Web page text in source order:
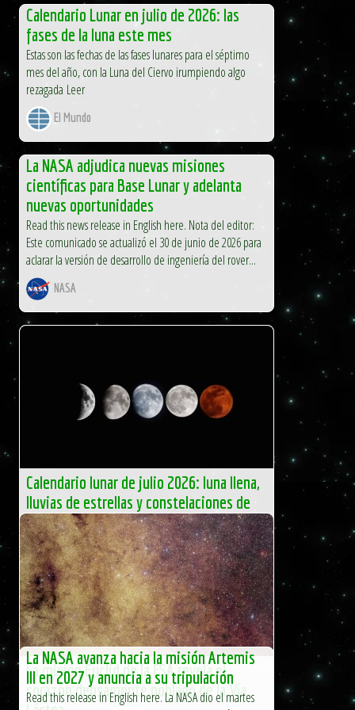
Calendario Lunar en julio de 2026: las
fases de la luna este mes
Estas son las fechas de las fases lunares para el séptimo
mes del año, con la Luna del Ciervo irumpiendo algo
rezagada Leer
El Mundo
La NASA adjudica nuevas misiones
científicas para Base Lunar y adelanta
nuevas oportunidades
Read this news release in English here. Nota del editor:
Este comunicado se actualizó el 30 de junio de 2026 para
aclarar la versión de desarrollo de ingeniería del rover...
NASA
Calendario lunar de julio 2026: luna llena,
lluvias de estrellas y constelaciones de
verano
Con la reciente llegada del verano, las noches cálidas y los
cielos habitualmente despejados convierten a España en
un escenario […]
El Independiente
La misión Euclid de la ESA revela el
corazón densamente poblado de la Vía
La NASA avanza hacia la misión Artemis
III en 2027 y anuncia a su tripulación
Read this release in English here. La NASA dio el martes